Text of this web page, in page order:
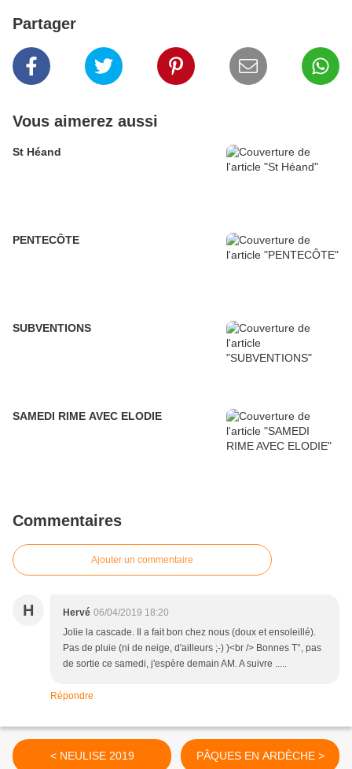
Partager
Vous aimerez aussi
St Héand
PENTECÔTE
SUBVENTIONS
SAMEDI RIME AVEC ELODIE
Commentaires
Ajouter un commentaire
H Hervé 06/04/2019 18:20
Jolie la cascade. Il a fait bon chez nous (doux et ensoleillé).
Pas de pluie (ni de neige, d'ailleurs ;-) )<br /> Bonnes T°, pas
de sortie ce samedi, j'espère demain AM. A suivre .....
Répondre
< NEULISE 2019 PÂQUES EN ARDÈCHE >